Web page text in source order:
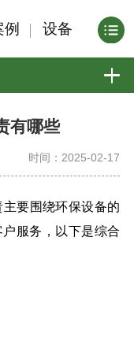
例 设备
有哪些
时间：2025-02-17
要围绕环保设备的
服务，以下是综合